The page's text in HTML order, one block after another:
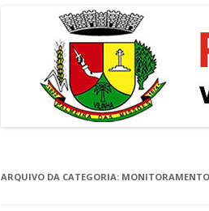
ARQUIVO DA CATEGORIA: